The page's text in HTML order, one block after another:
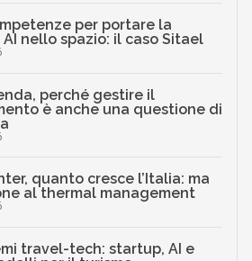
per portare la
nello spazio: il caso Sitael
perché gestire il
è anche una questione di
quanto cresce l’Italia: ma
al thermal management
travel-tech: startup, AI e